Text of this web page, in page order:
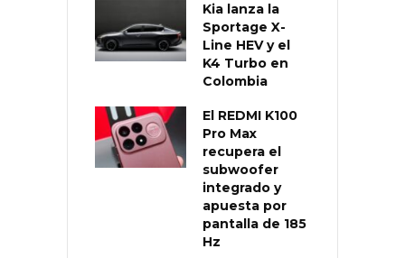
Kia lanza la
Sportage X-
Line HEV y el
K4 Turbo en
Colombia
El REDMI K100
Pro Max
recupera el
subwoofer
integrado y
apuesta por
pantalla de 185
Hz